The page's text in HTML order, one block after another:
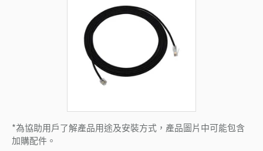
*為協助用戶了解產品用途及安裝方式，產品圖片中可能包含
加購配件。